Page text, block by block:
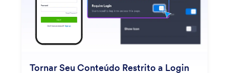
Tornar Seu Conteúdo Restrito a Login